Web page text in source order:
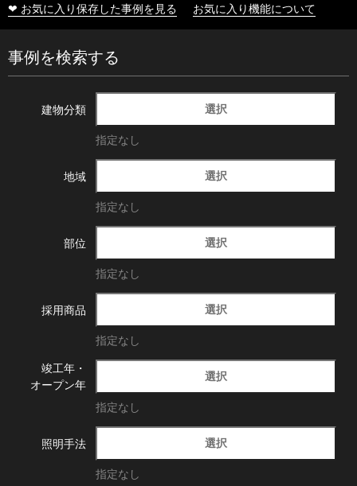
❤ お気に入り保存した事例を見る お気に入り機能について
事例を検索する
建物分類 選択
指定なし
地域 選択
指定なし
部位 選択
指定なし
採用商品 選択
指定なし
竣工年・
オープン年
選択
指定なし
照明手法 選択
指定なし